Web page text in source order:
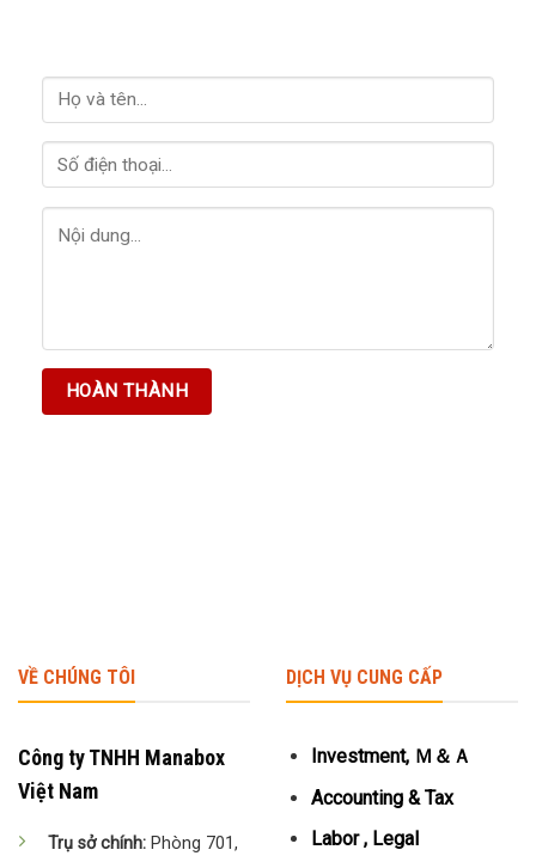
VỀ CHÚNG TÔI
Công ty TNHH Manabox
Việt Nam
Trụ sở chính: Phòng 701,
DỊCH VỤ CUNG CẤP
Investment, Ｍ＆Ａ
Accounting & Tax
Labor , Legal